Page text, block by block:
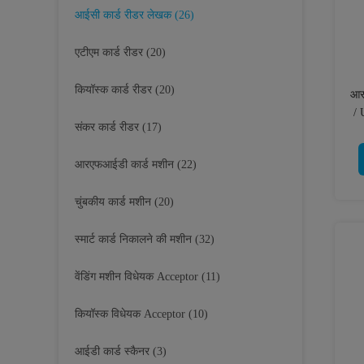
आईसी कार्ड रीडर लेखक (26)
एटीएम कार्ड रीडर (20)
कियॉस्क कार्ड रीडर (20)
संकर कार्ड रीडर (17)
आरएफआईडी कार्ड मशीन (22)
चुंबकीय कार्ड मशीन (20)
स्मार्ट कार्ड निकालने की मशीन (32)
वेंडिंग मशीन विधेयक Acceptor (11)
कियॉस्क विधेयक Acceptor (10)
आईडी कार्ड स्कैनर (3)
/